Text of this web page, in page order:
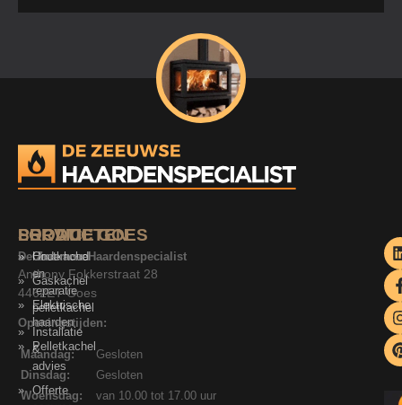
SERVICE
Onderhoud
en
reparatie
pelletkachel
Installatie
&
advies
Offerte
PRODUCTEN
Houtkachel
Gaskachel
Elektrische
haarden
Pelletkachel
LOCATIE GOES
De Zeeuwse Haardenspecialist
Anthony Fokkerstraat 28
4462ET Goes
Openingstijden:
Maandag:
Gesloten
Dinsdag:
Gesloten
Woensdag:
van 10.00 tot 17.00 uur